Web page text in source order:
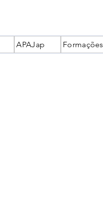
APAJap Formações